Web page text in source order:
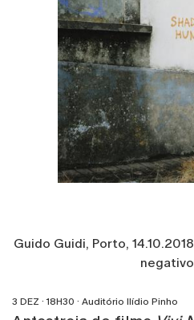
Guido Guidi, Porto,
3 DEZ · 18H30 · Auditório Ilídio Pinho